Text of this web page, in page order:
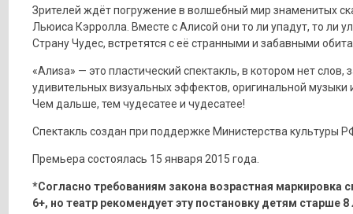
Зрителей ждёт погружение в волшебный мир знаменитых
Льюиса Кэрролла. Вместе с Алисой они то ли упадут, то ли
Страну Чудес, встретятся с её странными и забавными
«Алиsа» — это пластический спектакль, в котором нет слов,
удивительных визуальных эффектов, оригинальной музыки
Чем дальше, тем чудесатее и чудесатее!
Спектакль создан при поддержке Министерства культуры
Премьера состоялась 15 января 2015 года.
*Согласно требованиям закона возрастная маркировка
6+, но театр рекомендует эту постановку детям старше 8